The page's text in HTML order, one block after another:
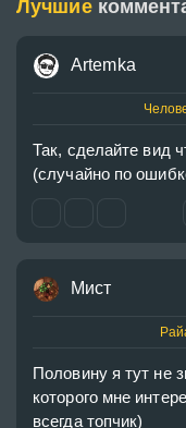
Лучшие
Мист
Половину я тут не
которого мне
Artemka
Так, сделайте вид
(случайно по